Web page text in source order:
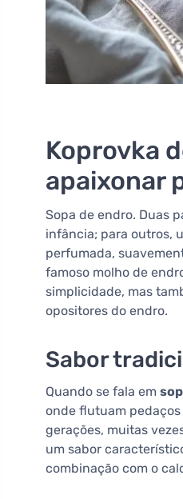
Koprovka
apaixonar
Sopa de endro. Duas
infância; para outros,
perfumada,
famoso molho de
simplicidade, mas
opositores do endro.
Sabor
Quando se fala em
onde flutuam
gerações, muitas
um sabor
combinação com o